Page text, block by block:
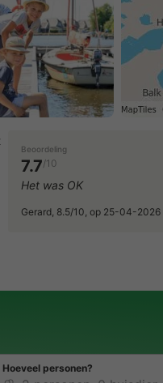
video af
Beoordeling
7.7/10
Het was OK
Gerard, 8.5/10, op 25-04-2026
Hoeveel personen?